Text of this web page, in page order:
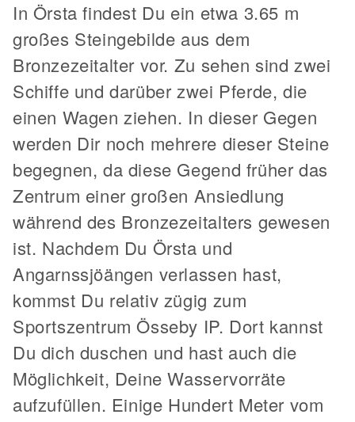
In Örsta findest Du ein etwa 3.65 m
großes Steingebilde aus dem
Bronzezeitalter vor. Zu sehen sind zwei
Schiffe und darüber zwei Pferde, die
einen Wagen ziehen. In dieser Gegen
werden Dir noch mehrere dieser Steine
begegnen, da diese Gegend früher das
Zentrum einer großen Ansiedlung
während des Bronzezeitalters gewesen
ist. Nachdem Du Örsta und
Angarnssjöängen verlassen hast,
kommst Du relativ zügig zum
Sportszentrum Össeby IP. Dort kannst
Du dich duschen und hast auch die
Möglichkeit, Deine Wasservorräte
aufzufüllen. Einige Hundert Meter vom